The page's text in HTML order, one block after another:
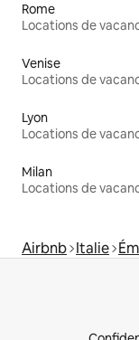
Rome
Locations de
Venise
Locations de
Lyon
Locations de
Milan
Locations de
Airbnb Italie